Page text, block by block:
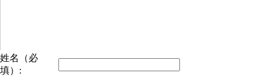
姓名（必
填）: